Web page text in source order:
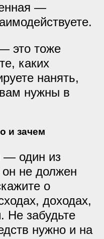
—
это тоже
каких
нанять,
нужны в
и зачем
— один из
не должен
о
доходах,
Не забудьте
нужно и на